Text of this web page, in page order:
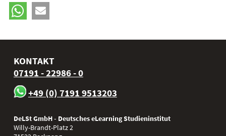
KONTAKT
07191 - 22986 - 0
+49 (0) 7191 9513203
DeLSt GmbH - Deutsches eLearning Studieninstitut
Willy-Brandt-Platz 2